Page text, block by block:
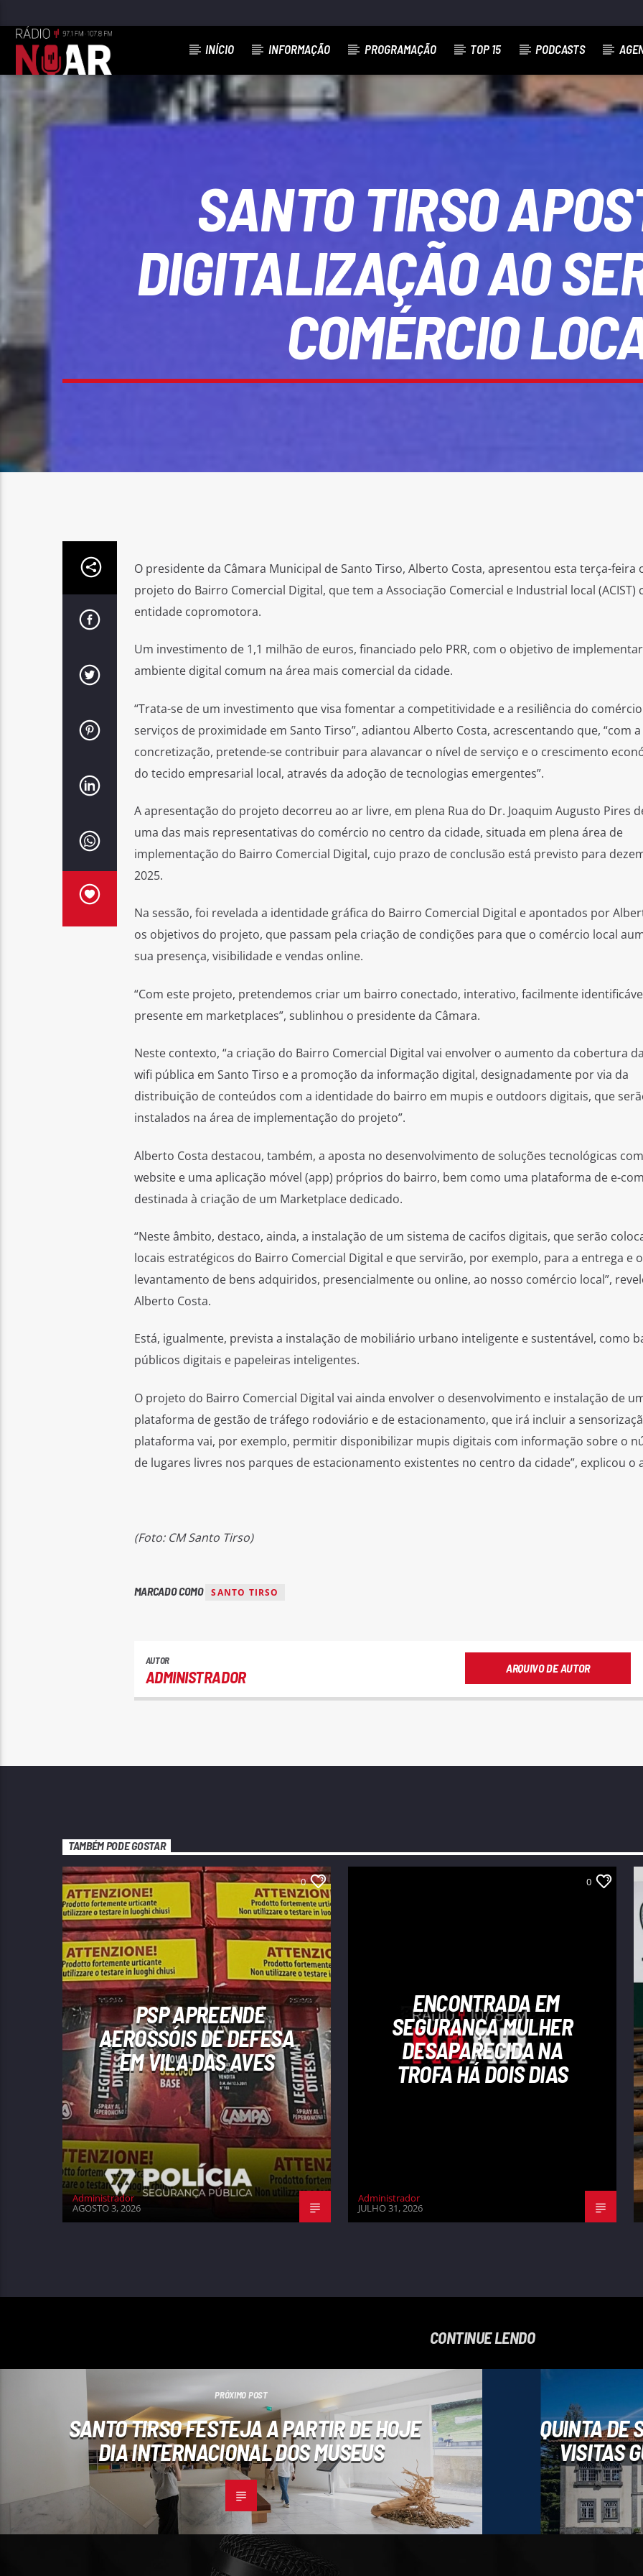
INÍCIO INFORMAÇÃO PROGRAMAÇÃO TOP 15 PODCASTS
VAI-TE EMBORA
GRUPO STAKATO
SANTO TIRSO
DIGITALIZAÇÃO AO
COMÉRCIO
O presidente da Câmara Municipal de Santo Tirso, Alberto Costa, apresentou esta terça-feira
projeto do Bairro Comercial Digital, que tem a Associação Comercial e Industrial local (ACIST)
entidade copromotora.
Um investimento de 1,1 milhão de euros, financiado pelo PRR, com o objetivo de
ambiente digital comum na área mais comercial da cidade.
“Trata-se de um investimento que visa fomentar a competitividade e a resiliência do
serviços de proximidade em Santo Tirso”, adiantou Alberto Costa, acrescentando que, “com a
concretização, pretende-se contribuir para alavancar o nível de serviço e o crescimento
do tecido empresarial local, através da adoção de tecnologias emergentes”.
A apresentação do projeto decorreu ao ar livre, em plena Rua do Dr. Joaquim Augusto Pires
uma das mais representativas do comércio no centro da cidade, situada em plena área de
implementação do Bairro Comercial Digital, cujo prazo de conclusão está previsto para
2025.
Na sessão, foi revelada a identidade gráfica do Bairro Comercial Digital e apontados por
os objetivos do projeto, que passam pela criação de condições para que o comércio local
sua presença, visibilidade e vendas online.
“Com este projeto, pretendemos criar um bairro conectado, interativo, facilmente
presente em marketplaces”, sublinhou o presidente da Câmara.
Neste contexto, “a criação do Bairro Comercial Digital vai envolver o aumento da cobertura
wifi pública em Santo Tirso e a promoção da informação digital, designadamente por via da
distribuição de conteúdos com a identidade do bairro em mupis e outdoors digitais, que
instalados na área de implementação do projeto”.
Alberto Costa destacou, também, a aposta no desenvolvimento de soluções tecnológicas
website e uma aplicação móvel (app) próprios do bairro, bem como uma plataforma de e-
destinada à criação de um Marketplace dedicado.
“Neste âmbito, destaco, ainda, a instalação de um sistema de cacifos digitais, que serão
locais estratégicos do Bairro Comercial Digital e que servirão, por exemplo, para a entrega e o
levantamento de bens adquiridos, presencialmente ou online, ao nosso comércio local”,
Alberto Costa.
Está, igualmente, prevista a instalação de mobiliário urbano inteligente e sustentável, como
públicos digitais e papeleiras inteligentes.
O projeto do Bairro Comercial Digital vai ainda envolver o desenvolvimento e instalação de
plataforma de gestão de tráfego rodoviário e de estacionamento, que irá incluir a
plataforma vai, por exemplo, permitir disponibilizar mupis digitais com informação sobre o
de lugares livres nos parques de estacionamento existentes no centro da cidade”, explicou o
(Foto: CM Santo Tirso)
MARCADO COMO SANTO TIRSO
AUTOR
ADMINISTRADOR ARQUIVO DE AUTOR
TAMBÉM PODE GOSTAR
0
PSP APREENDE
AEROSSÓIS DE DEFESA
EM VILA DAS AVES
Administrador
AGOSTO 3, 2026
0
ENCONTRADA EM
SEGURANÇA MULHER
DESAPARECIDA NA
TROFA HÁ DOIS DIAS
Administrador
JULHO 31, 2026
CONTINUE LENDO
PRÓXIMO POST
SANTO TIRSO FESTEJA A PARTIR DE HOJE
DIA INTERNACIONAL DOS MUSEUS
QUINTA DE
VISITAS